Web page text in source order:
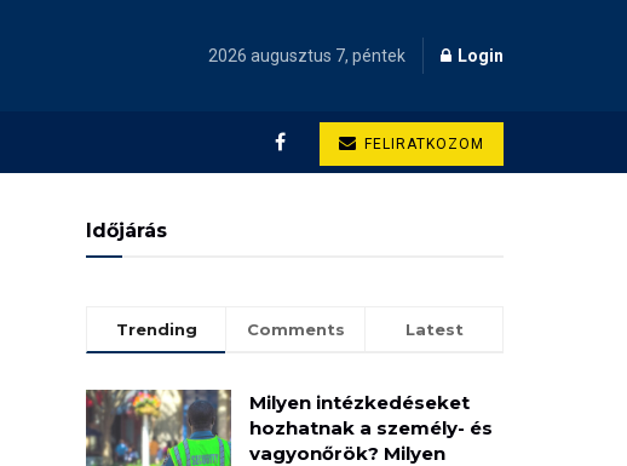
2026 augusztus 7, péntek Login
FELIRATKOZOM
Időjárás
Trending Comments Latest
Milyen intézkedéseket
hozhatnak a személy- és
vagyonőrök? Milyen